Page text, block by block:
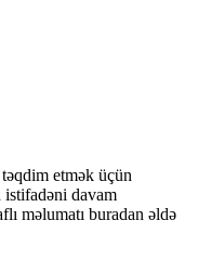
etmək üçün
istifadəni davam
məlumatı buradan əldə